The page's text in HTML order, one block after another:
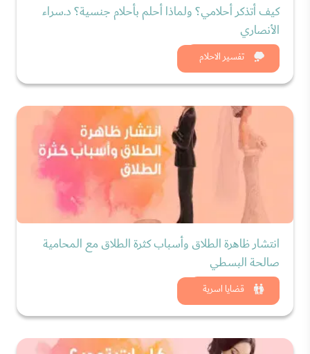
تفسير الاحلام
كيف أتذكر أحلامي؟ ولماذا أحلم بأحلام جنسية؟ د.سراء
الأنصاري
شاهد الان
قضايا اسرية
انتشار ظاهرة الطلاق وأسباب كثرة الطلاق مع المحامية
صالحة البسطي
شاهد الان